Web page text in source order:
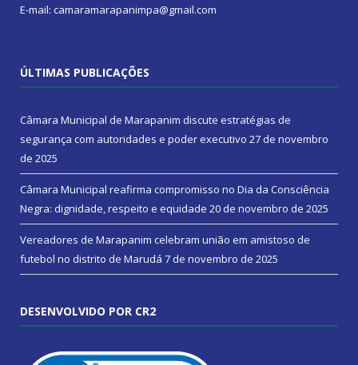
E-mail: camaramarapanimpa@gmail.com
ÚLTIMAS PUBLICAÇÕES
Câmara Municipal de Marapanim discute estratégias de
segurança com autoridades e poder executivo 27 de novembro
de 2025
Câmara Municipal reafirma compromisso no Dia da Consciência
Negra: dignidade, respeito e equidade 20 de novembro de 2025
Vereadores de Marapanim celebram união em amistoso de
futebol no distrito de Marudá 7 de novembro de 2025
DESENVOLVIDO POR CR2